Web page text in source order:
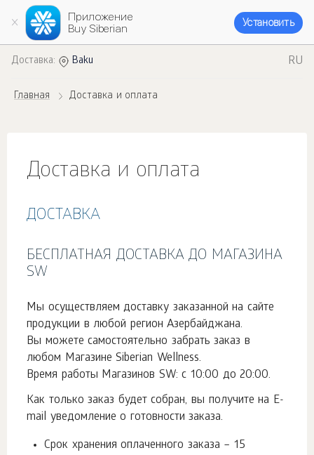
Приложение
Buy Siberian
Установить
Доставка: Baku RU
Главная Доставка и оплата
Доставка и оплата
ДОСТАВКА
БЕСПЛАТНАЯ ДОСТАВКА ДО МАГАЗИНА
SW
Мы осуществляем доставку заказанной на сайте
продукции в любой регион Азербайджана.
Вы можете самостоятельно забрать заказ в
любом Магазине Siberian Wellness.
Время работы Магазинов SW: с 10:00 до 20:00.
Как только заказ будет собран, вы получите на E-
mail уведомление о готовности заказа.
Срок хранения оплаченного заказа – 15